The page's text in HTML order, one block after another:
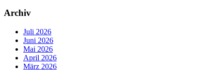
Archiv
Juli 2026
Juni 2026
Mai 2026
April 2026
März 2026